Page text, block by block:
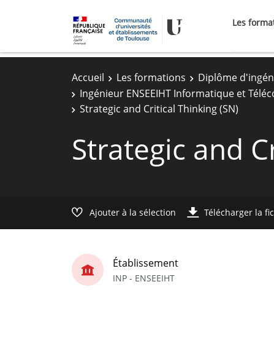
Les
Accueil Les formations Diplôme
Ingénieur ENSEEIHT Informatique et
Strategic and Critical Thinking (SN)
Strategic and
Ajouter à la sélection Télécharger la
Établissement
INP - ENSEEIHT